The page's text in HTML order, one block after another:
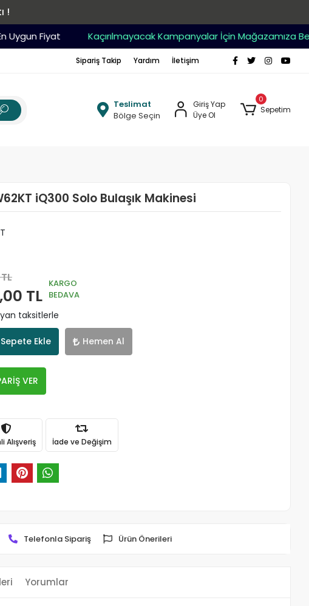
!
Fiyat Kaçırılmayacak Kampanyalar İçin Mağazamıza
Sipariş Takip Yardım İletişim
Teslimat
Bölge Seçin
Giriş Yap
Üye Ol
0
Sepetim
iQ300 Solo Bulaşık Makinesi
TL
KARGO
BEDAVA
taksitlerle
Sepete Ekle Hemen Al
VER
Alışveriş İade ve Değişim
Telefonla Sipariş Ürün Önerileri
Yorumlar